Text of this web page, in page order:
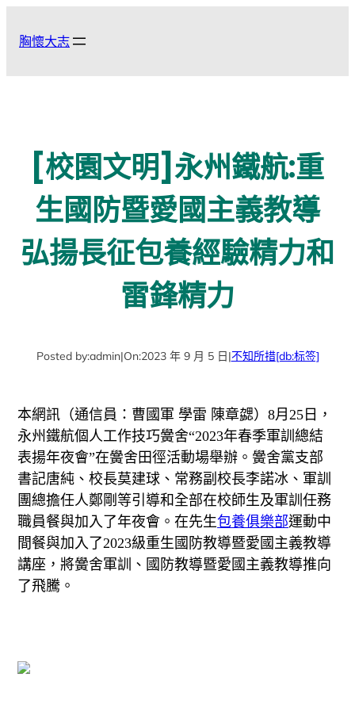
胸懷大志
[校園文明]永州鐵航:重
生國防暨愛國主義教導
弘揚長征包養經驗精力和
雷鋒精力
Posted by:admin|On:2023 年 9 月 5 日|不知所措[db:标签]
本網訊（通信員：曹國軍 學雷 陳章勰）8月25日，
永州鐵航個人工作技巧黌舍“2023年春季軍訓總結
表揚年夜會”在黌舍田徑活動場舉辦。黌舍黨支部
書記唐純、校長莫建球、常務副校長李諾冰、軍訓
團總擔任人鄭剛等引導和全部在校師生及軍訓任務
職員餐與加入了年夜會。在先生包養俱樂部運動中
間餐與加入了2023級重生國防教導暨愛國主義教導
講座，將黌舍軍訓、國防教導暨愛國主義教導推向
了飛騰。